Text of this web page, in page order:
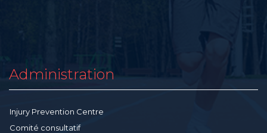
Administration
Injury Prevention Centre
Comité consultatif